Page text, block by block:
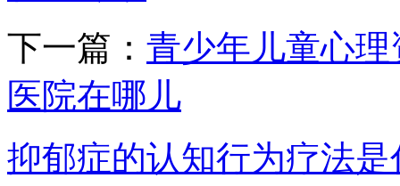
下一篇： 青少年儿童心
医院在哪儿
抑郁症的认知行为疗法